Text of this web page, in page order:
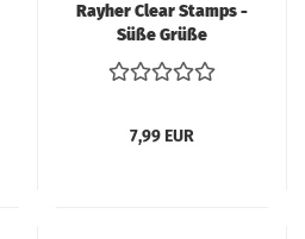
Rayher Clear Stamps -
Süße Grüße
7,99 EUR